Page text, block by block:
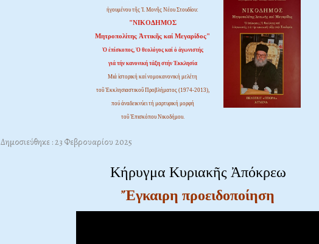
ἡγουμένου τῆς Ἱ. Μονῆς Νέου Στουδίου:
"ΝΙΚΟΔΗΜΟΣ
Μητροπολίτης Ἀττικῆς καί Μεγαρίδος"
Ὁ ἐπίσκοπος, Ὁ θεολόγος καί ὁ ἀγωνιστής
γιά τήν κανονική τάξη στήν Ἐκκλησία
Μιά ἱστορική καί νομοκανονική μελέτη
τοῦ Ἐκκλησιαστικοῦ Προβλήματος (1974-2013),
πού ἀναδεικνύει τή μαρτυρική μορφή
τοῦ Ἐπισκόπου Νικοδήμου.
Δημοσιεύθηκε : 23 Φεβρουαρίου 2025
Κήρυγμα Κυριακῆς Ἀπόκρεω
Ἔγκαιρη προειδοποίηση